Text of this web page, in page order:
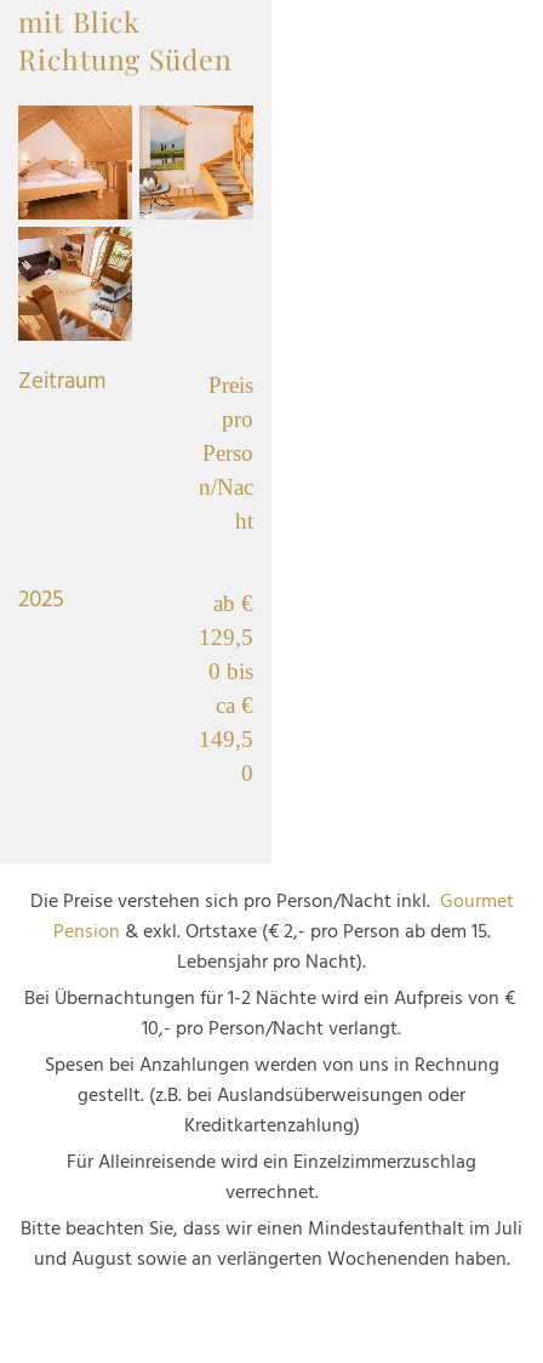
mit Blick
Richtung Süden
Zeitraum
Preis
pro
Perso
n/Nac
ht
2025
ab €
129,5
0 bis
ca €
149,5
0
Die Preise verstehen sich pro Person/Nacht inkl. Gourmet
Pension & exkl. Ortstaxe (€ 2,- pro Person ab dem 15.
Lebensjahr pro Nacht).
Bei Übernachtungen für 1-2 Nächte wird ein Aufpreis von €
10,- pro Person/Nacht verlangt.
Spesen bei Anzahlungen werden von uns in Rechnung
gestellt. (z.B. bei Auslandsüberweisungen oder
Kreditkartenzahlung)
Für Alleinreisende wird ein Einzelzimmerzuschlag
verrechnet.
Bitte beachten Sie, dass wir einen Mindestaufenthalt im Juli
und August sowie an verlängerten Wochenenden haben.